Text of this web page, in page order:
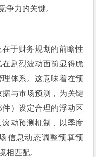
争力的关键。
于财务规划的前瞻性
剧烈波动面前显得脆
体系。这意味着在预
与市场预测，为关键
）设定合理的浮动区
动预测机制，以季度
信息动态调整预算预
相匹配。